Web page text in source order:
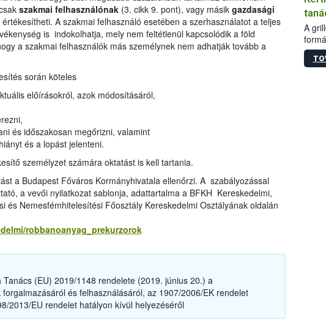
szakmai felhasználónak(3. cikk 9. pont), vagy másik gazdasági
A szakmai felhasználó esetében a szerhasználatot a teljes
is indokolhatja, mely nem feltétlenül kapcsolódik a föld
a szakmai felhasználók más személynek nem adhatják tovább a
során köteles
előírásokról, azok módosításáról,
és időszakosan megőrizni, valamint
és a lopást jelenteni.
személyzet számára oktatást is kell tartania.
a Budapest Főváros Kormányhivatala ellenőrzi. A szabályozással
a vevői nyilatkozat sablonja, adattartalma a BFKH Kereskedelmi,
és Nemesfémhitelesítési Főosztály Kereskedelmi Osztályának oldalán
robbanoanyag_prekurzorok
(EU) 2019/1148 rendelete (2019. június 20.) a
és felhasználásáról, az 1907/2006/EK rendelet
2013/EU rendelet hatályon kívül helyezéséről
A